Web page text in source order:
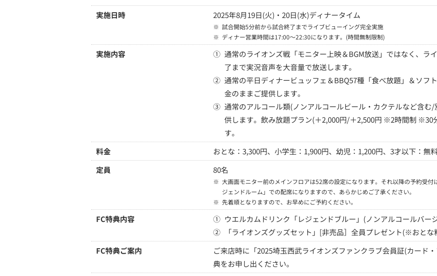
実施日時 2025年8月19日(火)・20日(水)ディナータイム
※ 試合開始5分前から試合終了までライブビューイング完全実施
※ ディナー営業時間は17:00～22:30になります。(時間無制限制)
実施内容 ① 通常のライオンズ戦「モニター上映＆BGM放送」ではなく、ラ
了まで実況音声を大音量で放送します。
② 通常の平日ディナービュッフェ＆BBQ57種「食べ放題」＆ソフ
金のままご提供します。
③ 通常のアルコール類(ノンアルコールビール・カクテルなど含む
供します。飲み放題プラン(＋2,000円/＋2,500円 ※2時間制 ※30
す。
料金
おとな：3,300円、小学生：1,900円、幼児：1,200円、3才以下：無
定員
80名
※ 大画面モニター前のメインフロアは52席の設定になります。それ以降の予約受
ジェンドルーム」での配席になりますので、あらかじめご了承ください。
※ 先着順となりますので、お早めにご予約ください。
FC特典内容 ① ウエルカムドリンク「レジェンドブルー」(ノンアルコールバー
②
「ライオンズグッズセット」[非売品］全員プレゼント(※おとな
FC特典ご案内
ご来店時に「2025埼玉西武ライオンズファンクラブ会員証(カード
典をお申し出ください。